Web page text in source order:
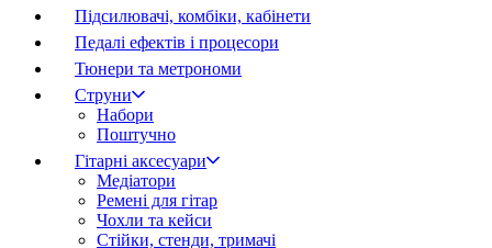
Підсилювачі, комбіки, кабінети
Педалі ефектів і процесори
Тюнери та метрономи
Струни
Набори
Поштучно
Гітарні аксесуари
Медіатори
Ремені для гітар
Чохли та кейси
Стійки, стенди, тримачі